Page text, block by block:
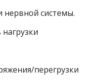
нервной системы.
перегрузки